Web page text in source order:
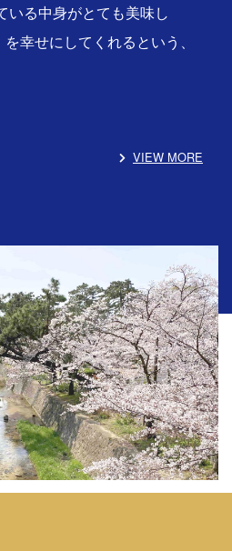
いる中身がとても美味し
幸せにしてくれるという、
VIEW MORE